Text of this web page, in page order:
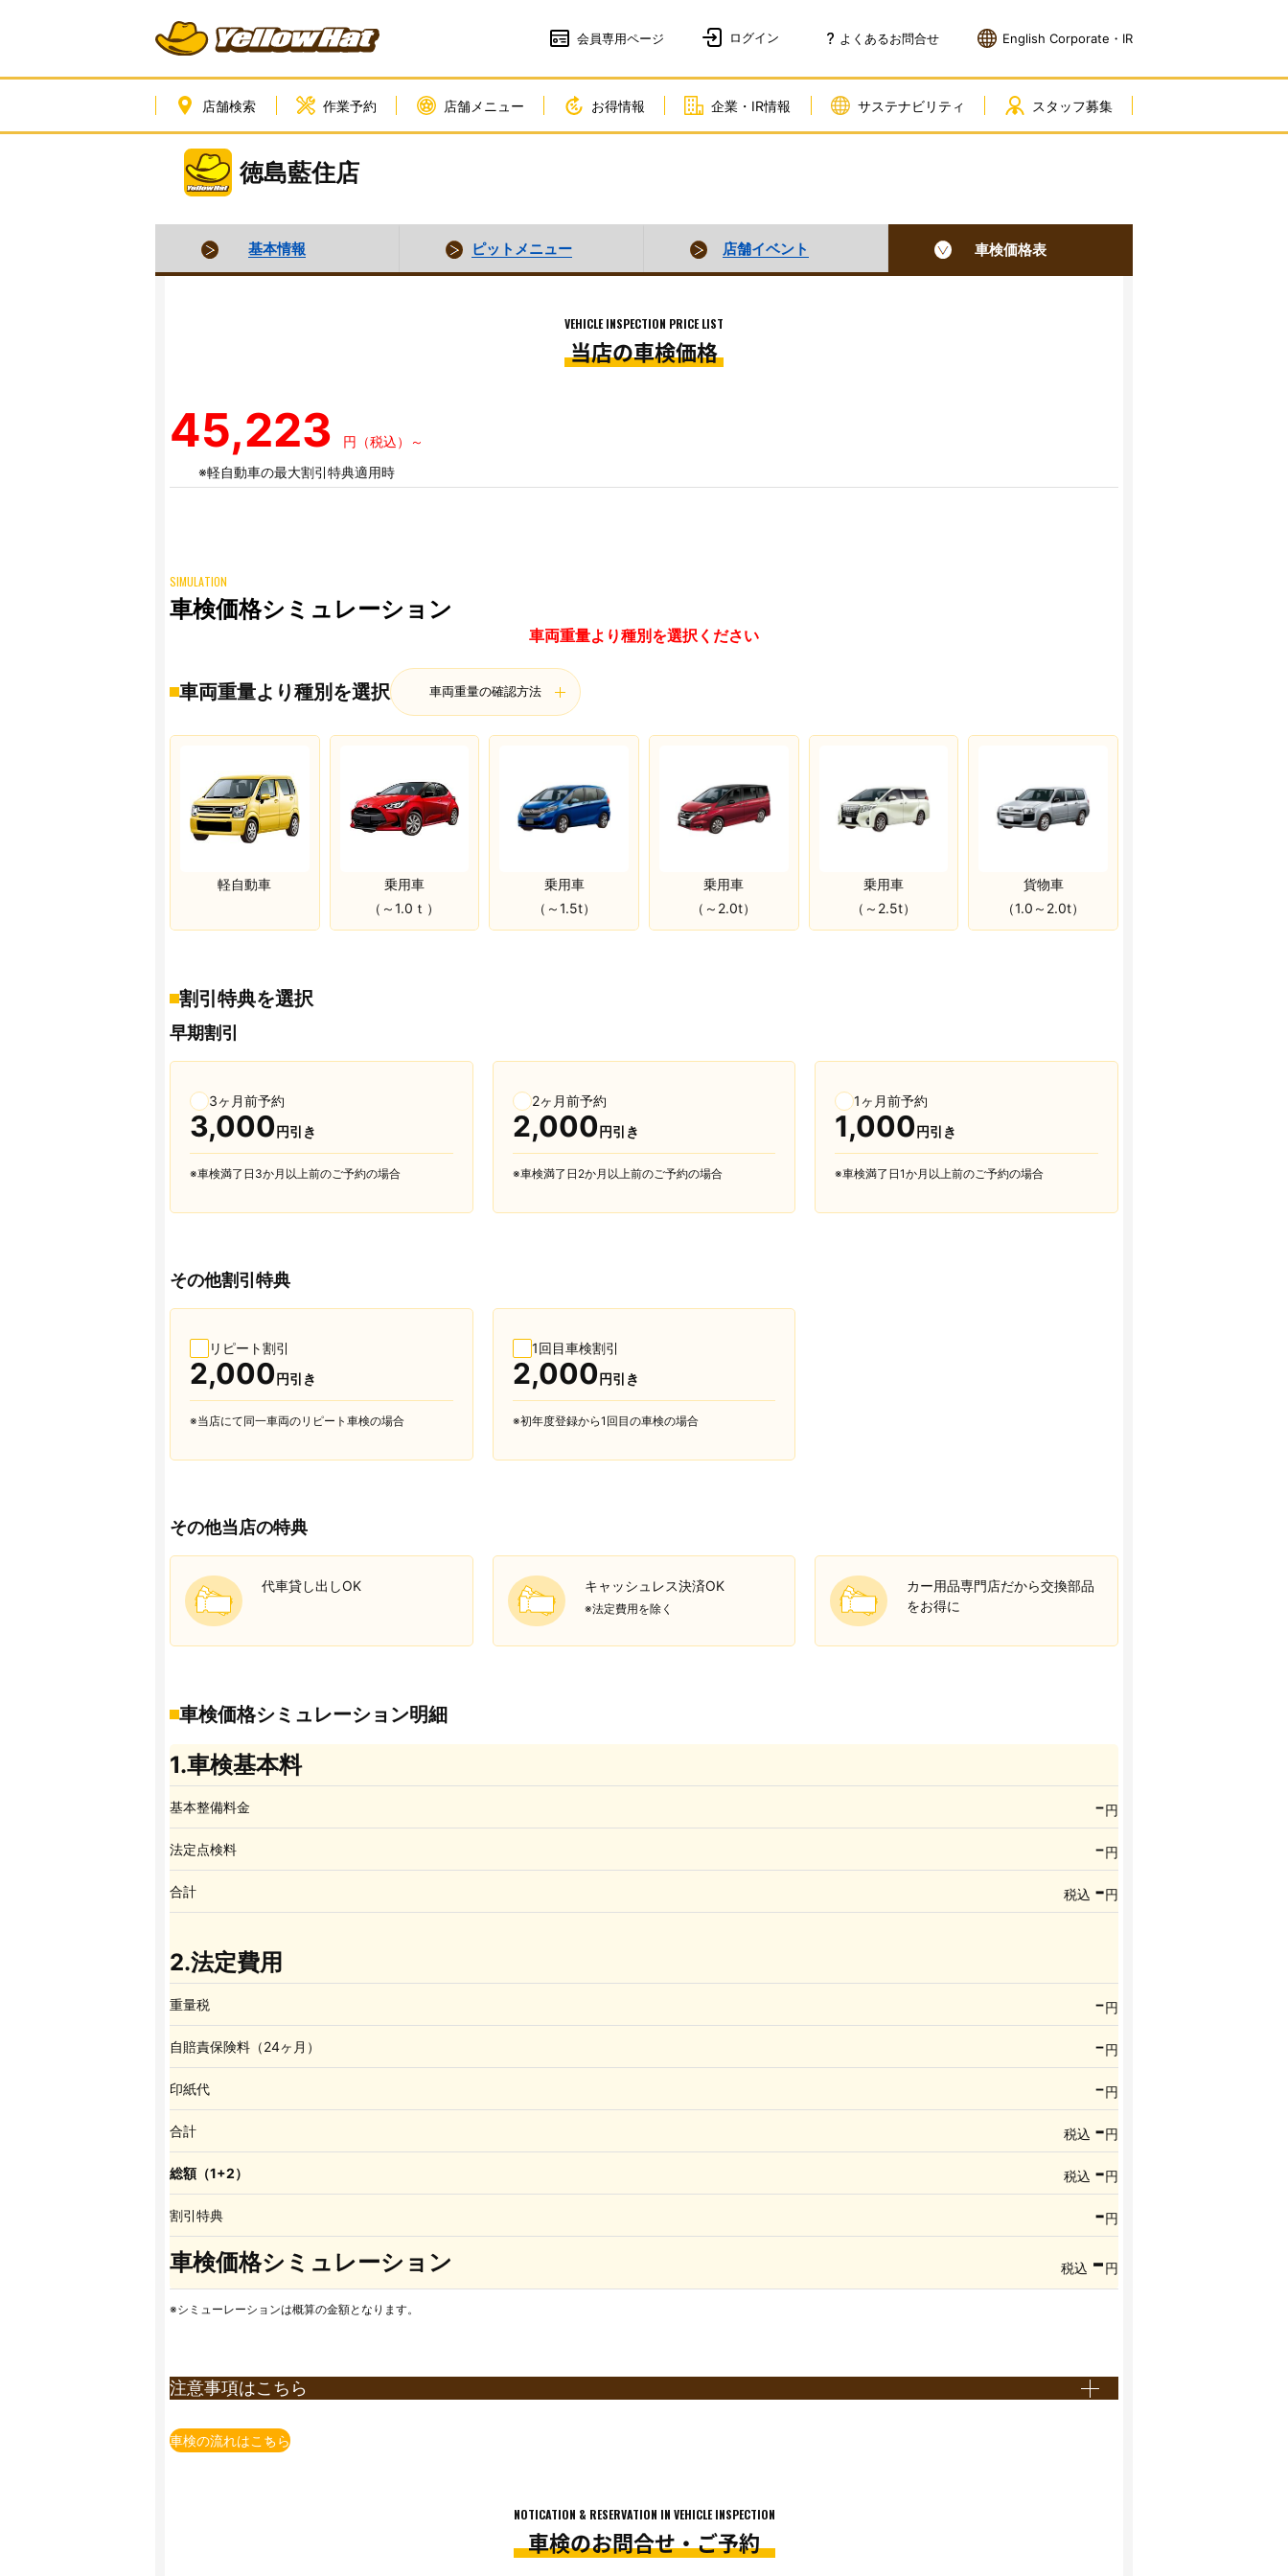
会員専用ページ よくあるお問合せ English Corporate・IR
店舗検索 作業予約 店舗メニュー お得情報 企業・IR情報 サステナビリティ スタッフ募集
徳島藍住店
基本情報 ピットメニュー 店舗イベント 車検価格表
VEHICLE INSPECTION PRICE LIST
当店の車検価格
45,223
円（税込）～
※軽自動車の最大割引特典適用時
SIMULATION
車検価格シミュレーション
車両重量より種別を選択ください
車両重量より種別を選択 車両重量の確認方法
軽自動車
乗用車
（～1.0ｔ）
乗用車
（～1.5t）
乗用車
（～2.0t）
乗用車
（～2.5t）
貨物車
（1.0～2.0t）
割引特典を選択
早期割引
3ヶ月前予約
3,000円引き
※車検満了日3か月以上前のご予約の場合
2ヶ月前予約
2,000円引き
※車検満了日2か月以上前のご予約の場合
1ヶ月前予約
1,000円引き
※車検満了日1か月以上前のご予約の場合
その他割引特典
リピート割引
2,000円引き
※当店にて同一車両のリピート車検の場合
1回目車検割引
2,000円引き
※初年度登録から1回目の車検の場合
その他当店の特典
代車貸し出しOK キャッシュレス決済OK
※法定費用を除く
カー用品専門店だから交換部品
をお得に
車検価格シミュレーション明細
1.車検基本料
基本整備料金 -円
法定点検料 -円
合計 税込 -円
2.法定費用
重量税 -円
自賠責保険料（24ヶ月） -円
印紙代 -円
合計 税込 -円
総額（1+2） 税込 -円
割引特典 -円
車検価格シミュレーション 税込 -円
※シミューレーションは概算の金額となります。
注意事項はこちら
※上記価格は国産車かつ当店での価格となります。店舗により価格が異なりますので予めご了承ください。
追加整備等を含めた概算金額は、店舗でお車の状態を確認させて頂いた上で、ご案内いたします。
車検の流れはこちら
NOTICATION & RESERVATION IN VEHICLE INSPECTION
車検のお問合せ・ご予約